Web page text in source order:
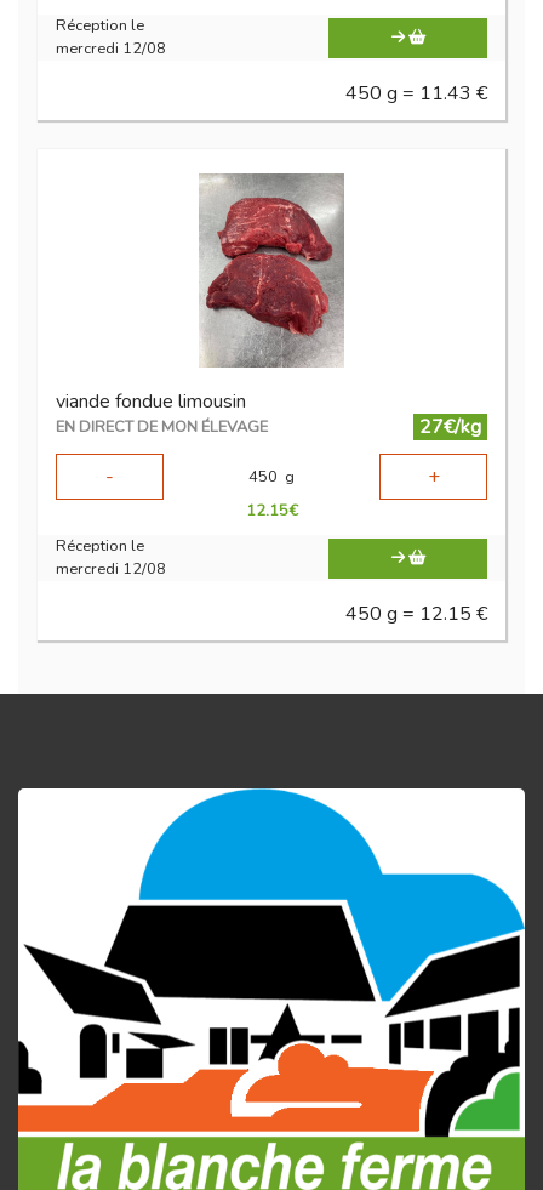
Réception le
mercredi 12/08
450 g = 11.43 €
viande fondue limousin
EN DIRECT DE MON ÉLEVAGE
27€/kg
-
450 g +
12.15€
Réception le
mercredi 12/08
450 g = 12.15 €